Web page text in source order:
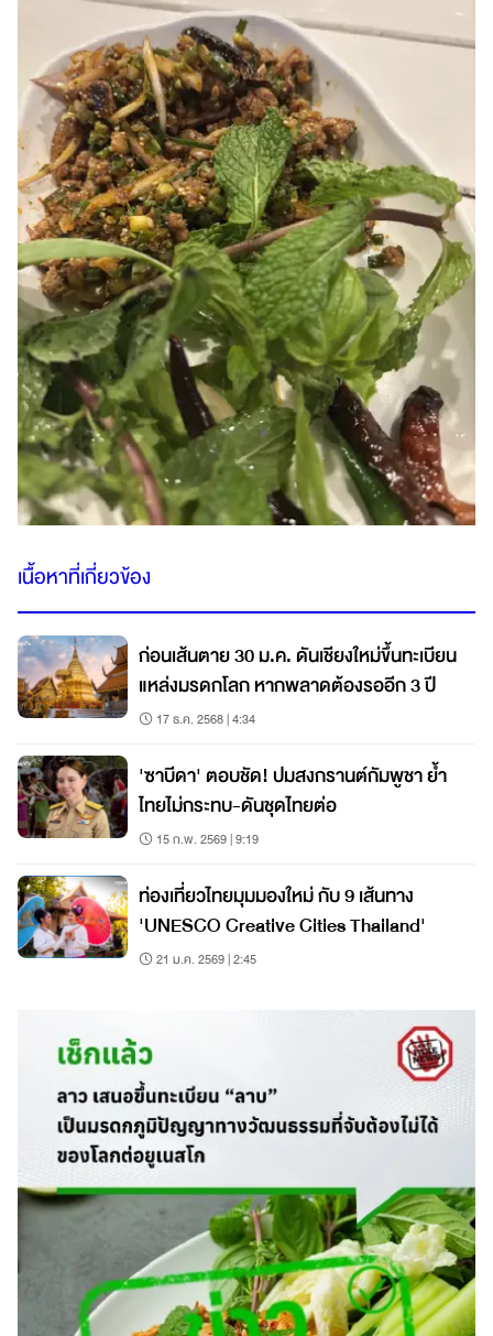
เนื้อหาที่เกี่ยวข้อง
ก่อนเส้นตาย 30 ม.ค. ดันเชียงใหม่ขึ้นทะเบียน
แหล่งมรดกโลก หากพลาดต้องรออีก 3 ปี
17 ธ.ค. 2568 | 4:34
'ซาบีดา' ตอบชัด! ปมสงกรานต์กัมพูชา ย้ำ
ไทยไม่กระทบ-ดันชุดไทยต่อ
15 ก.พ. 2569 | 9:19
ท่องเที่ยวไทยมุมมองใหม่ กับ 9 เส้นทาง
'UNESCO Creative Cities Thailand'
21 ม.ค. 2569 | 2:45